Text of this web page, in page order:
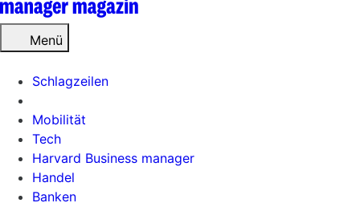
Menü
Schlagzeilen
Mobilität
Tech
Harvard Business manager
Handel
Banken